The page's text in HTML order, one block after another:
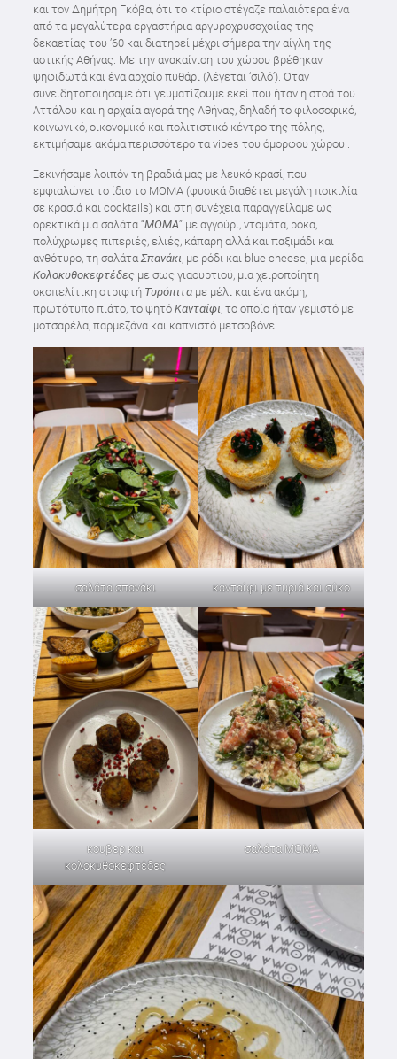
και τον Δημήτρη Γκόβα, ότι το κτίριο στέγαζε παλαιότερα ένα
από τα μεγαλύτερα εργαστήρια αργυροχρυσοχοιίας της
δεκαετίας του ’60 και διατηρεί μέχρι σήμερα την αίγλη της
αστικής Αθήνας. Με την ανακαίνιση του χώρου βρέθηκαν
ψηφιδωτά και ένα αρχαίο πυθάρι (λέγεται ‘σιλό’). Οταν
συνειδητοποιήσαμε ότι γευματίζουμε εκεί που ήταν η στοά του
Αττάλου και η αρχαία αγορά της Αθήνας, δηλαδή το φιλοσοφικό,
κοινωνικό, οικονομικό και πολιτιστικό κέντρο της πόλης,
εκτιμήσαμε ακόμα περισσότερο τα vibes του όμορφου χώρου..
Ξεκινήσαμε λοιπόν τη βραδιά μας με λευκό κρασί, που
εμφιαλώνει το ίδιο το MOMA (φυσικά διαθέτει μεγάλη ποικιλία
σε κρασιά και cocktails) και στη συνέχεια παραγγείλαμε ως
ορεκτικά μια σαλάτα “ΜΟΜΑ” με αγγούρι, ντομάτα, ρόκα,
πολύχρωμες πιπεριές, ελιές, κάπαρη αλλά και παξιμάδι και
ανθότυρο, τη σαλάτα Σπανάκι , με ρόδι και blue cheese, μια μερίδα
Κολοκυθοκεφτέδες με σως γιαουρτιού, μια χειροποίητη
σκοπελίτικη στριφτή Τυρόπιταμε μέλι και ένα ακόμη,
πρωτότυπο πιάτο, το ψητό Κανταίφι , το οποίο ήταν γεμιστό με
μοτσαρέλα, παρμεζάνα και καπνιστό μετσοβόνε.
σαλάτα σπανάκι κανταίφι με τυριά και σύκο
κουβερ και
κολοκυθοκεφτέδες
σαλάτα ΜΟΜΑ